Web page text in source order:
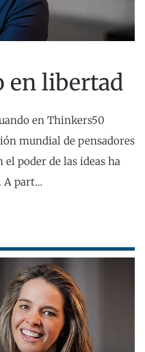
en libertad
en Thinkers50
mundial de pensadores
poder de las ideas ha
A part…